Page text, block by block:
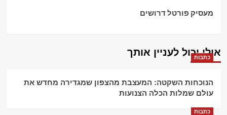
מעסיק פורטל דרושים
אולי יכול לעניין אותך
כתבות
הנוכחות השקטה: המעצבת מהצפון שמגדירה מחדש את
עולם שמלות הכלה הצנועות
כתבות